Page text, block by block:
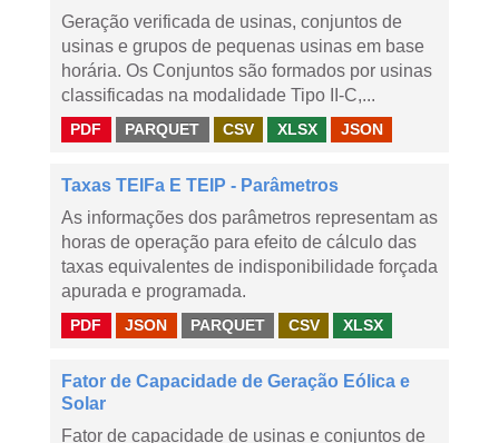
Geração verificada de usinas, conjuntos de
usinas e grupos de pequenas usinas em base
horária. Os Conjuntos são formados por usinas
classificadas na modalidade Tipo II-C,...
PDF PARQUET CSV XLSX JSON
Taxas TEIFa E TEIP - Parâmetros
As informações dos parâmetros representam as
horas de operação para efeito de cálculo das
taxas equivalentes de indisponibilidade forçada
apurada e programada.
PDF JSON PARQUET CSV XLSX
Fator de Capacidade de Geração Eólica e
Solar
Fator de capacidade de usinas e conjuntos de